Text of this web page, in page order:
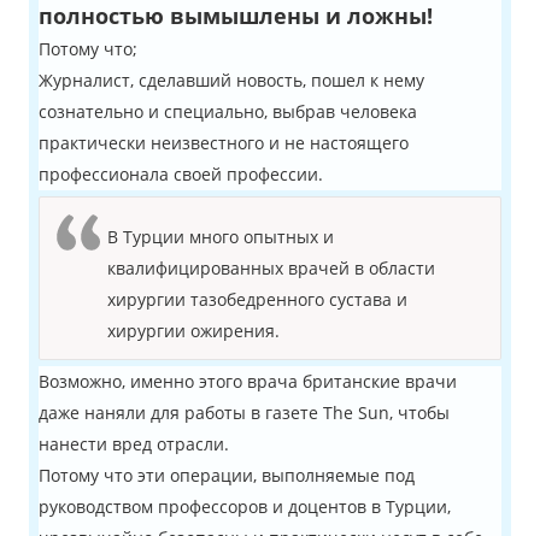
полностью вымышлены и ложны!
Потому что;
Журналист, сделавший новость, пошел к нему
сознательно и специально, выбрав человека
практически неизвестного и не настоящего
профессионала своей профессии.
В Турции много опытных и
квалифицированных врачей в области
хирургии тазобедренного сустава и
хирургии ожирения.
Возможно, именно этого врача британские врачи
даже наняли для работы в газете The Sun, чтобы
нанести вред отрасли.
Потому что эти операции, выполняемые под
руководством профессоров и доцентов в Турции,